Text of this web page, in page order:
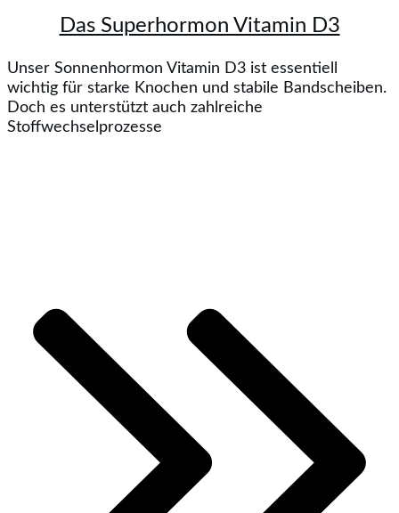
Das Superhormon Vitamin D3
Unser Sonnenhormon Vitamin D3 ist essentiell
wichtig für starke Knochen und stabile Bandscheiben.
Doch es unterstützt auch zahlreiche
Stoffwechselprozesse